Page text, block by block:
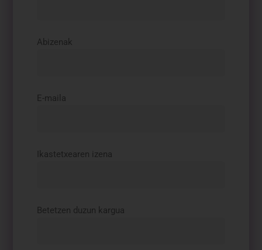
Abizenak
E-maila
Ikastetxearen izena
Betetzen duzun kargua